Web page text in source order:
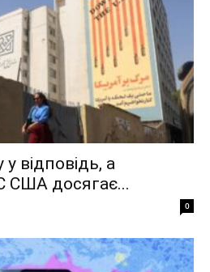
у відповідь, а
США досягає...
0